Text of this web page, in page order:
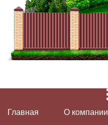
Главная О компании